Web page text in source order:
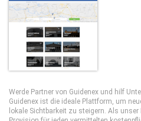
Werde Partner von Guidenex und hilf
Guidenex ist die ideale Plattform, um
lokale Sichtbarkeit zu steigern. Als